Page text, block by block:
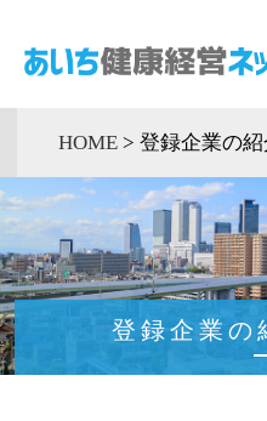
HOME > 登録企業の紹
登録企業の